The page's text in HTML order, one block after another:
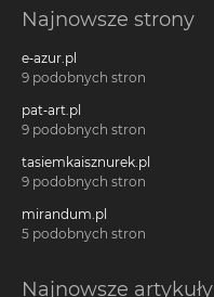
Najnowsze strony
e-azur.pl
9 podobnych stron
pat-art.pl
9 podobnych stron
tasiemkaisznurek.pl
9 podobnych stron
mirandum.pl
5 podobnych stron
Najnowsze artykuły